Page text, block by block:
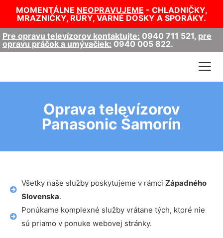
MOMENTÁLNE NEOPRAVUJEME - CHLADNIČKY,
MRAZNIČKY, RÚRY, VARNÉ DOSKY A SPORÁKY.
Pre opravu televízorov kontaktujte: 0940 711 521, pre
opravu práčok a umývačiek: 0940 005 822.
Oprava televízorov
Panasonic Šamorín
Všetky naše služby poskytujeme v rámci Západného
Slovenska.
Ponúkame komplexné služby vrátane tých, ktoré nie
sú priamo v ponuke webovej stránky.